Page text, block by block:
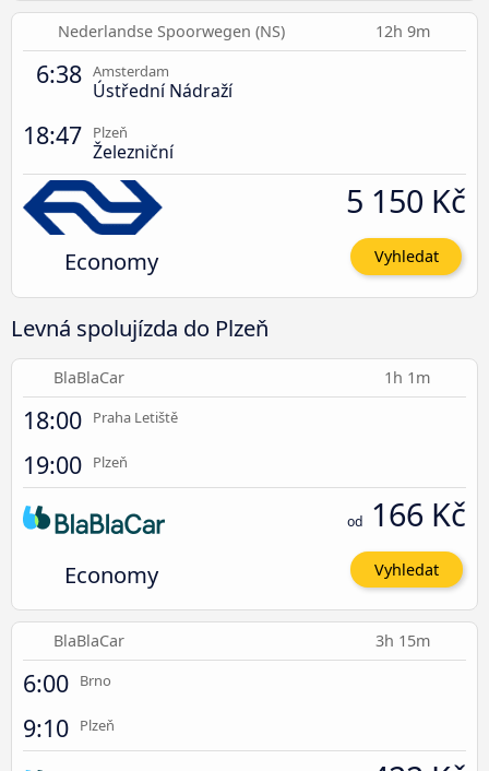
Nederlandse Spoorwegen (NS) 12h 9m
6:38 Amsterdam
Ústřední Nádraží
18:47 Plzeň
Železniční
Economy
5 150 Kč
Vyhledat
Levná spolujízda do Plzeň
BlaBlaCar 1h 1m
18:00 Praha Letiště
19:00 Plzeň
Economy
od 166 Kč
Vyhledat
BlaBlaCar 3h 15m
6:00 Brno
9:10 Plzeň